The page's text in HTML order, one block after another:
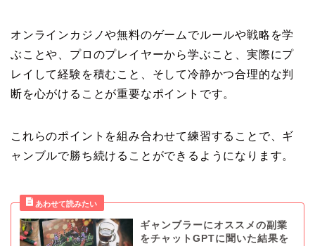
オンラインカジノや無料のゲームでルールや戦略を学
ぶことや、プロのプレイヤーから学ぶこと、実際にプ
レイして経験を積むこと、そして冷静かつ合理的な判
断を心がけることが重要なポイントです。
これらのポイントを組み合わせて練習することで、ギ
ャンブルで勝ち続けることができるようになります。
ギャンブラーにオススメの副業
をチャットGPTに聞いた結果を